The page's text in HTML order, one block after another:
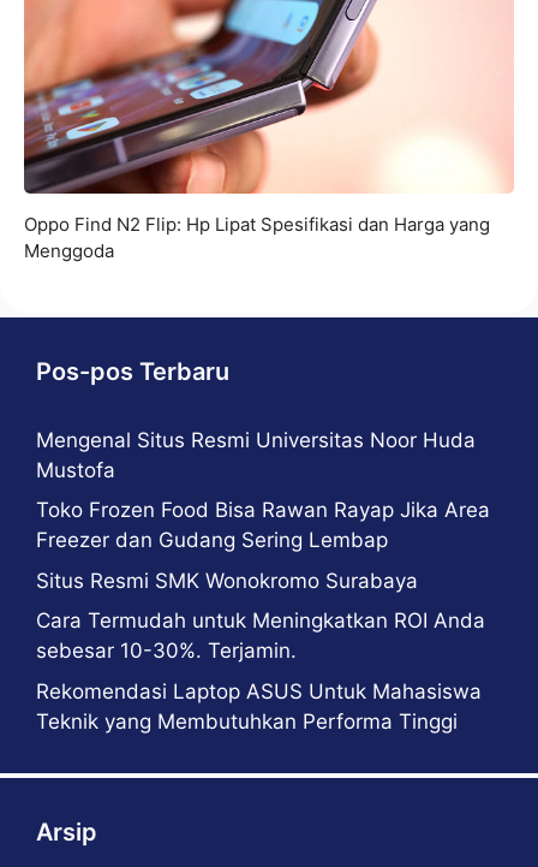
Oppo Find N2 Flip: Hp Lipat Spesifikasi dan Harga yang
Menggoda
Pos-pos Terbaru
Mengenal Situs Resmi Universitas Noor Huda
Mustofa
Toko Frozen Food Bisa Rawan Rayap Jika Area
Freezer dan Gudang Sering Lembap
Situs Resmi SMK Wonokromo Surabaya
Cara Termudah untuk Meningkatkan ROI Anda
sebesar 10-30%. Terjamin.
Rekomendasi Laptop ASUS Untuk Mahasiswa
Teknik yang Membutuhkan Performa Tinggi
Arsip